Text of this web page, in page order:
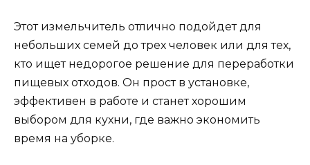
Этот измельчитель отлично подойдет для
небольших семей до трех человек или для тех,
кто ищет недорогое решение для переработки
пищевых отходов. Он прост в установке,
эффективен в работе и станет хорошим
выбором для кухни, где важно экономить
время на уборке.